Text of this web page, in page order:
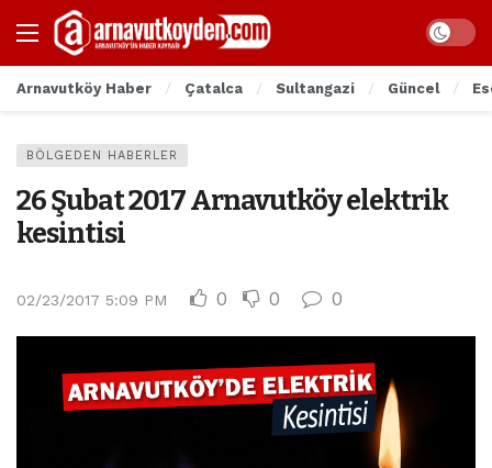
Arnavutköy Haber Çatalca Sultangazi Güncel
BÖLGEDEN HABERLER
26 Şubat 2017 Arnavutköy elektrik
kesintisi
02/23/2017 5:09 PM 0 0 0